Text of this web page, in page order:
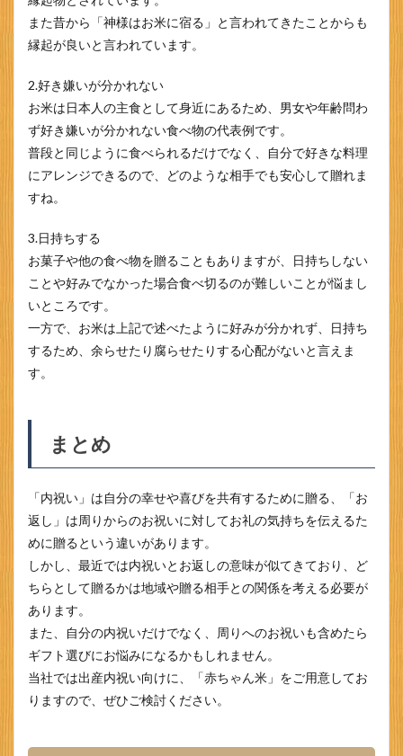
また昔から「神様はお米に宿る」と言われてきたことからも
縁起が良いと言われています。
2.好き嫌いが分かれない
お米は日本人の主食として身近にあるため、男女や年齢問わ
ず好き嫌いが分かれない食べ物の代表例です。
普段と同じように食べられるだけでなく、自分で好きな料理
にアレンジできるので、どのような相手でも安心して贈れま
すね。
3.日持ちする
お菓子や他の食べ物を贈ることもありますが、日持ちしない
ことや好みでなかった場合食べ切るのが難しいことが悩まし
いところです。
一方で、お米は上記で述べたように好みが分かれず、日持ち
するため、余らせたり腐らせたりする心配がないと言えま
す。
まとめ
「内祝い」は自分の幸せや喜びを共有するために贈る、「お
返し」は周りからのお祝いに対してお礼の気持ちを伝えるた
めに贈るという違いがあります。
しかし、最近では内祝いとお返しの意味が似てきており、ど
ちらとして贈るかは地域や贈る相手との関係を考える必要が
あります。
また、自分の内祝いだけでなく、周りへのお祝いも含めたら
ギフト選びにお悩みになるかもしれません。
当社では出産内祝い向けに、「赤ちゃん米」をご用意してお
りますので、ぜひご検討ください。